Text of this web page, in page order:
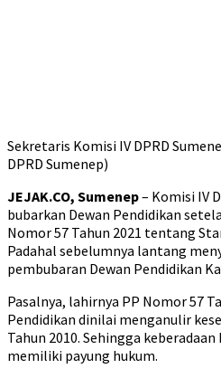
Sekretaris Komisi IV DPRD
DPRD Sumenep)
JEJAK.CO, Sumenep– Komisi IV
bubarkan Dewan Pendidikan
Nomor 57 Tahun 2021 tentang
Padahal sebelumnya lantang
pembubaran Dewan Pendidikan
Pasalnya, lahirnya PP Nomor 57
Pendidikan dinilai menganulir
Tahun 2010. Sehingga
memiliki payung hukum.